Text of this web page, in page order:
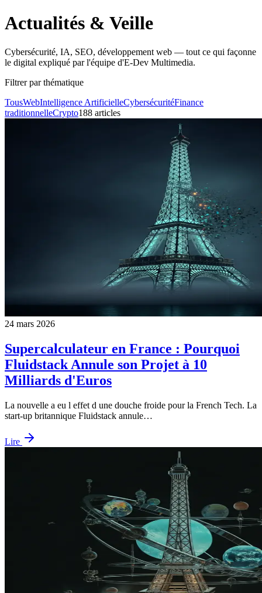
Actualités & Veille
Cybersécurité, IA, SEO, développement web — tout ce qui façonne
le digital expliqué par l'équipe d'E-Dev Multimedia.
Filtrer par thématique
TousWebIntelligence ArtificielleCybersécuritéFinance
traditionnelleCrypto188 articles
24 mars 2026
Supercalculateur en France : Pourquoi
Fluidstack Annule son Projet à 10
Milliards d'Euros
La nouvelle a eu l effet d une douche froide pour la French Tech. La
start-up britannique Fluidstack annule…
Lire